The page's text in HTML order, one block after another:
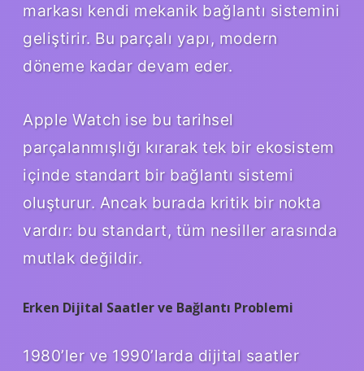
markası kendi mekanik bağlantı sistemini
geliştirir. Bu parçalı yapı, modern
döneme kadar devam eder.
Apple Watch ise bu tarihsel
parçalanmışlığı kırarak tek bir ekosistem
içinde standart bir bağlantı sistemi
oluşturur. Ancak burada kritik bir nokta
vardır: bu standart, tüm nesiller arasında
mutlak değildir.
Erken Dijital Saatler ve Bağlantı Problemi
1980’ler ve 1990’larda dijital saatler